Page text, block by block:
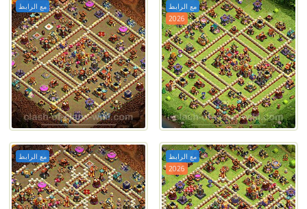
مع الرابط
2026
مع الرابط
مع الرابط
2026
مع الرابط